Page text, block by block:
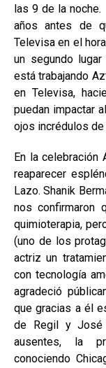
las 9 de la noche.
años antes de
Televisa en el
un segundo
está trabajando
en Televisa,
puedan impactar
ojos incrédulos de
En la celebración
reaparecer
Lazo. Shanik
nos confirmaron
quimioterapia,
(uno de los
actriz un
con tecnología
agradeció
que gracias a él
de Regil y José
ausentes, la
conociendo